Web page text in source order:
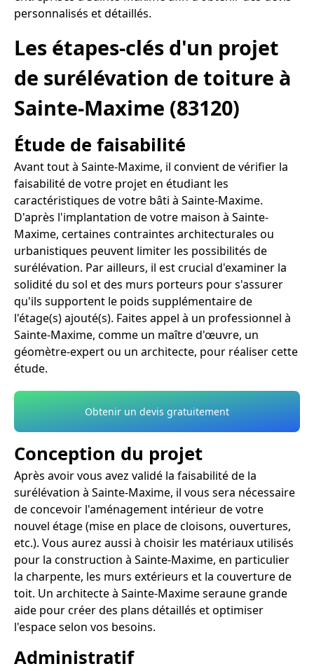
personnalisés et détaillés.
Les étapes-clés d'un projet
de surélévation de toiture à
Sainte-Maxime (83120)
Étude de faisabilité
Avant tout à Sainte-Maxime, il convient de vérifier la
faisabilité de votre projet en étudiant les
caractéristiques de votre bâti à Sainte-Maxime.
D'après l'implantation de votre maison à Sainte-
Maxime, certaines contraintes architecturales ou
urbanistiques peuvent limiter les possibilités de
surélévation. Par ailleurs, il est crucial d'examiner la
solidité du sol et des murs porteurs pour s'assurer
qu'ils supportent le poids supplémentaire de
l'étage(s) ajouté(s). Faites appel à un professionnel à
Sainte-Maxime, comme un maître d'œuvre, un
géomètre-expert ou un architecte, pour réaliser cette
étude.
Obtenir un devis gratuitement
Conception du projet
Après avoir vous avez validé la faisabilité de la
surélévation à Sainte-Maxime, il vous sera nécessaire
de concevoir l'aménagement intérieur de votre
nouvel étage (mise en place de cloisons, ouvertures,
etc.). Vous aurez aussi à choisir les matériaux utilisés
pour la construction à Sainte-Maxime, en particulier
la charpente, les murs extérieurs et la couverture de
toit. Un architecte à Sainte-Maxime seraune grande
aide pour créer des plans détaillés et optimiser
l'espace selon vos besoins.
Administratif